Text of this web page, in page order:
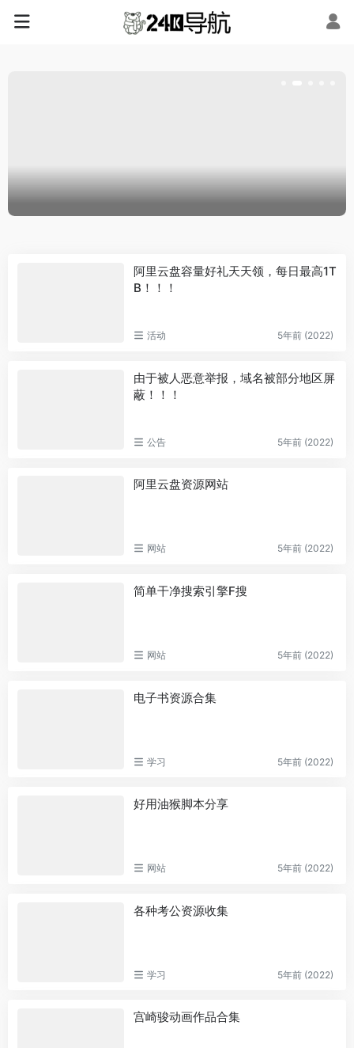
阿里云盘容量好礼天天领，每日最高1T
B！！！
活动 5年前 (2022)
由于被人恶意举报，域名被部分地区屏
蔽！！！
公告 5年前 (2022)
阿里云盘资源网站
网站 5年前 (2022)
简单干净搜索引擎F搜
网站 5年前 (2022)
电子书资源合集
学习 5年前 (2022)
好用油猴脚本分享
网站 5年前 (2022)
各种考公资源收集
学习 5年前 (2022)
宫崎骏动画作品合集